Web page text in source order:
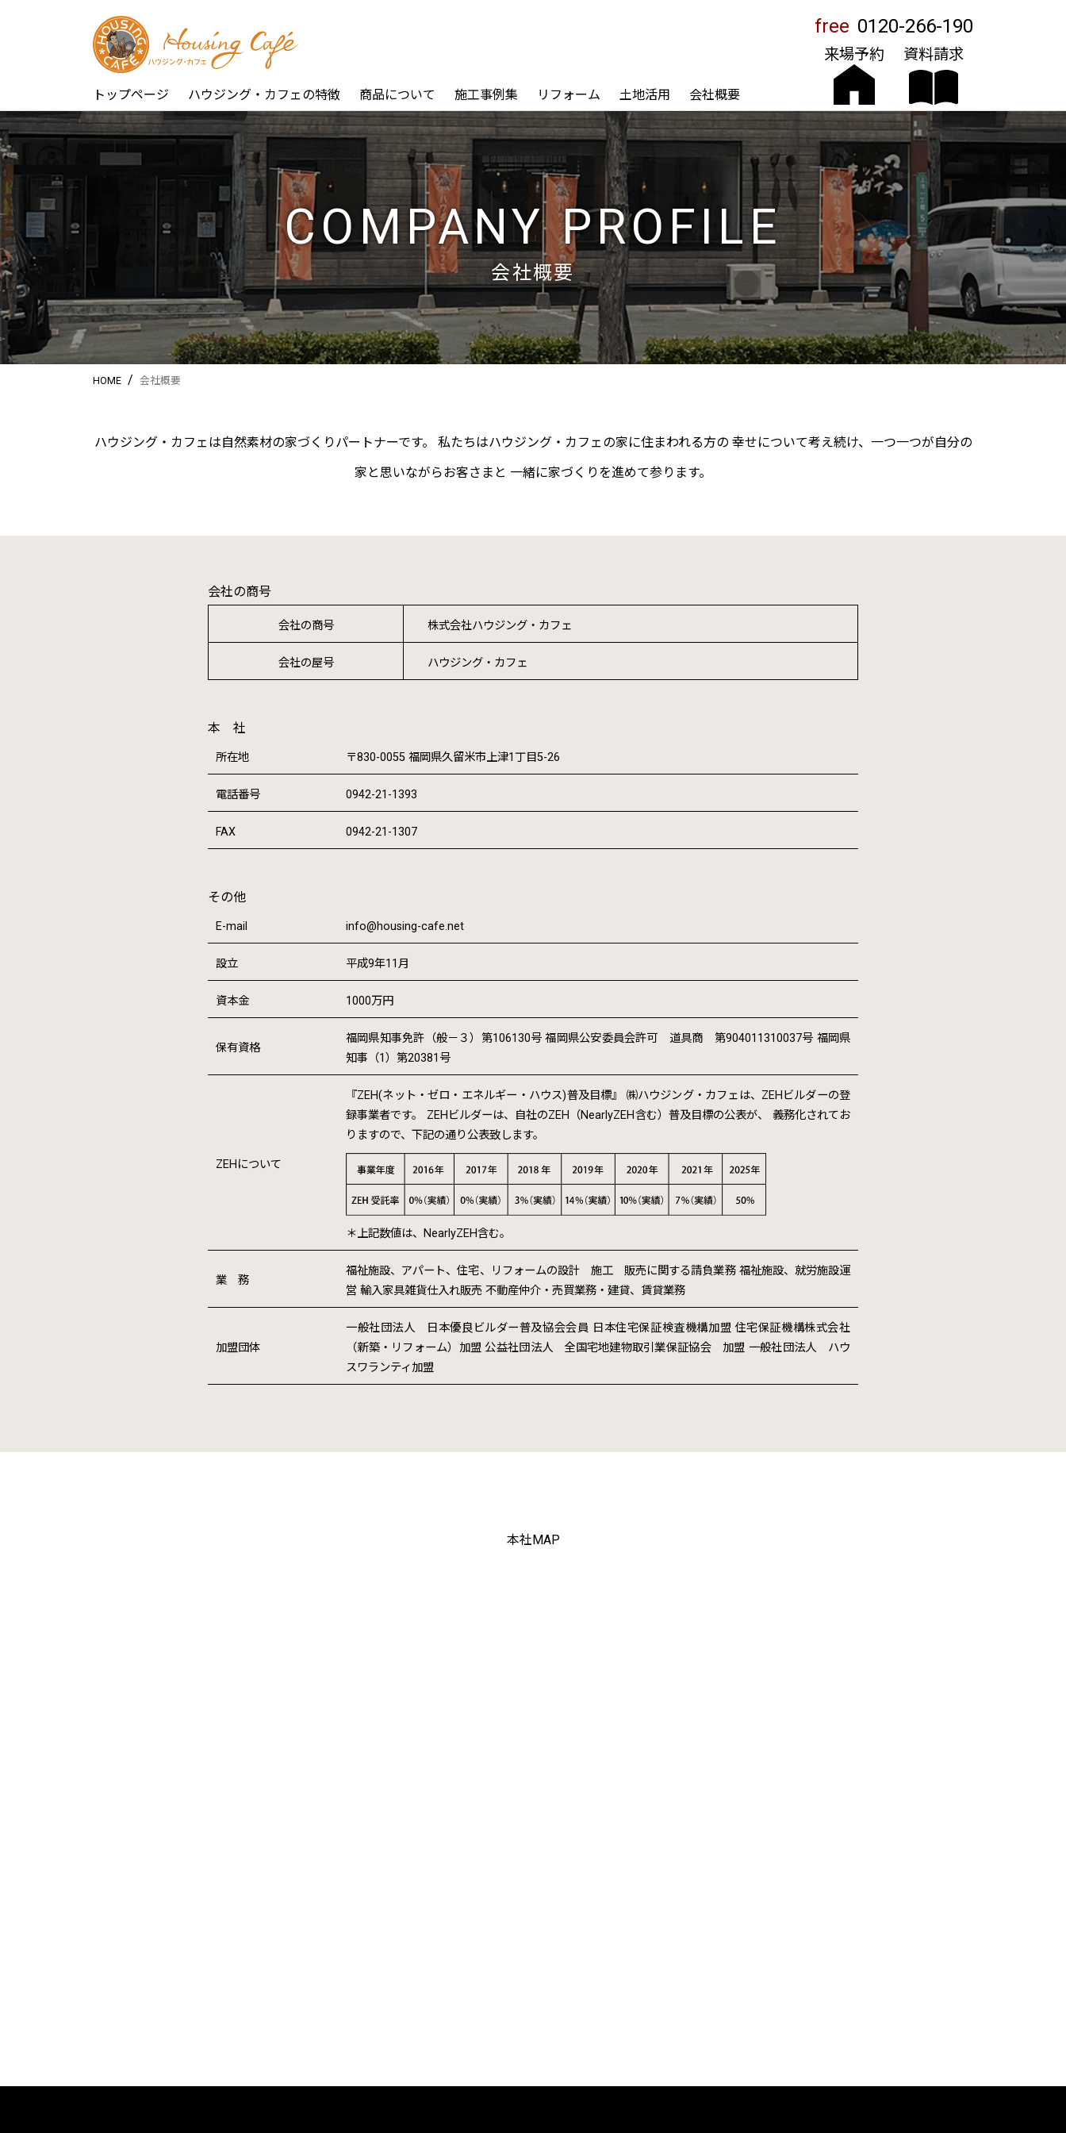
トップページ ハウジング・カフェの特徴 商品について 施工事例集 リフォーム 土地活用 会社概要
free 0120-266-190
来場予約 資料請求
HOME / 会社概要
COMPANY PROFILE
会社概要
ハウジング・カフェは自然素材の家づくりパートナーです。 私たちはハウジング・カフェの家に住まわれる方の 幸せについて考え続け、一つ一つが自分の
家と思いながらお客さまと 一緒に家づくりを進めて参ります。
会社の商号
会社の商号 株式会社ハウジング・カフェ
会社の屋号 ハウジング・カフェ
本 社
所在地 〒830-0055 福岡県久留米市上津1丁目5-26
電話番号 0942-21-1393
FAX 0942-21-1307
その他
E-mail info@housing-cafe.net
設立 平成9年11月
資本金 1000万円
保有資格
福岡県知事免許（般－３）第106130号 福岡県公安委員会許可 道具商 第904011310037号 福岡県
知事（1）第20381号
ZEHについて
『ZEH(ネット・ゼロ・エネルギー・ハウス)普及目標』 ㈱ハウジング・カフェは、ZEHビルダーの登
録事業者です。 ZEHビルダーは、自社のZEH（NearlyZEH含む）普及目標の公表が、 義務化されてお
りますので、下記の通り公表致します。
＊上記数値は、NearlyZEH含む。
業 務
福祉施設、アパート、住宅、リフォームの設計 施工 販売に関する請負業務 福祉施設、就労施設運
営 輸入家具雑貨仕入れ販売 不動産仲介・売買業務・建貸、賃貸業務
加盟団体
一般社団法人 日本優良ビルダー普及協会会員 日本住宅保証検査機構加盟 住宅保証機構株式会社
（新築・リフォーム）加盟 公益社団法人 全国宅地建物取引業保証協会 加盟 一般社団法人 ハウ
スワランティ加盟
本社MAP